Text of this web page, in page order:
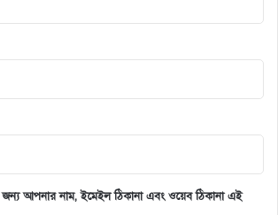
জন্য আপনার নাম, ইমেইল ঠিকানা এবং ওয়েব ঠিকানা এই